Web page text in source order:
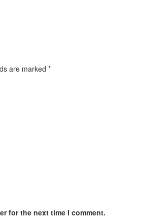
are marked *
for the next time I comment.